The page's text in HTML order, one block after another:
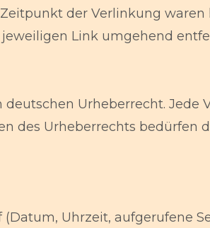
der Verlinkung waren
Link umgehend
Urheberrecht. Jede
des Urheberrechts bedürfen
Uhrzeit, aufgerufene